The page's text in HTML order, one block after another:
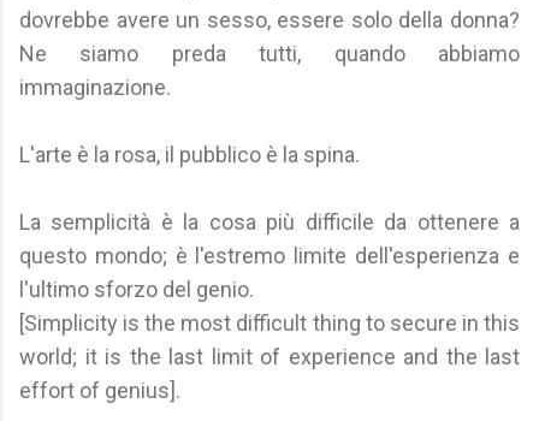
dovrebbe avere un sesso, essere solo della donna?
Ne siamo preda tutti, quando abbiamo
immaginazione.
L'arte è la rosa, il pubblico è la spina.
La semplicità è la cosa più difficile da ottenere a
questo mondo; è l'estremo limite dell'esperienza e
l'ultimo sforzo del genio.
[Simplicity is the most difficult thing to secure in this
world; it is the last limit of experience and the last
effort of genius].